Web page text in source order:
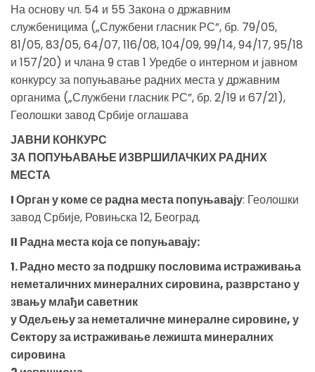
На основу чл. 54 и 55 Закона о државним
службеницима („Службени гласник РС”, бр. 79/05,
81/05, 83/05, 64/07, 116/08, 104/09, 99/14, 94/17, 95/18
и 157/20) и члана 9 став 1 Уредбе о интерном и јавном
конкурсу за попуњавање радних места у државним
органима („Службени гласник РС”, бр. 2/19 и 67/21),
Геолошки завод Србије оглашава
ЈАВНИ КОНКУРС
ЗА ПОПУЊАВАЊЕ ИЗВРШИЛАЧКИХ РАДНИХ
МЕСТА
I Орган у коме се радна места попуњавају: Геолошки
завод Србије, Ровињска 12, Београд.
II Радна места која се попуњавају:
1. Радно место за подршку пословима истраживања
неметаличних минералних сировина, разврстано у
звању млађи саветник
у Одељењу за неметаличне минералне сировине, у
Сектору за истраживање лежишта минералних
сировина